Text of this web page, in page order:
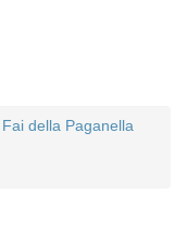
Fai della Paganella